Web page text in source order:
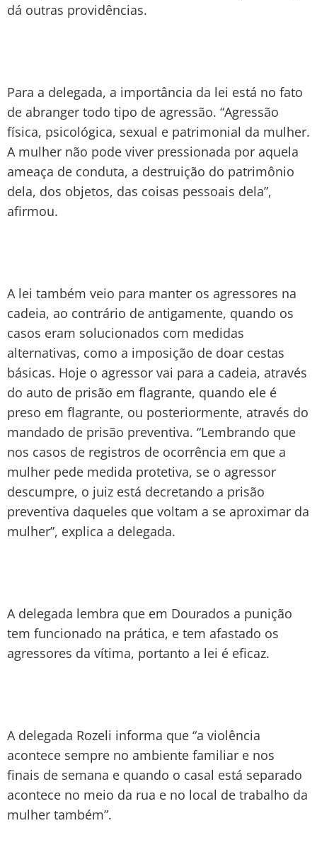
dá outras providências.
Para a delegada, a importância da lei está no fato
de abranger todo tipo de agressão. “Agressão
física, psicológica, sexual e patrimonial da mulher.
A mulher não pode viver pressionada por aquela
ameaça de conduta, a destruição do patrimônio
dela, dos objetos, das coisas pessoais dela”,
afirmou.
A lei também veio para manter os agressores na
cadeia, ao contrário de antigamente, quando os
casos eram solucionados com medidas
alternativas, como a imposição de doar cestas
básicas. Hoje o agressor vai para a cadeia, através
do auto de prisão em flagrante, quando ele é
preso em flagrante, ou posteriormente, através do
mandado de prisão preventiva. “Lembrando que
nos casos de registros de ocorrência em que a
mulher pede medida protetiva, se o agressor
descumpre, o juiz está decretando a prisão
preventiva daqueles que voltam a se aproximar da
mulher”, explica a delegada.
A delegada lembra que em Dourados a punição
tem funcionado na prática, e tem afastado os
agressores da vítima, portanto a lei é eficaz.
A delegada Rozeli informa que “a violência
acontece sempre no ambiente familiar e nos
finais de semana e quando o casal está separado
acontece no meio da rua e no local de trabalho da
mulher também”.